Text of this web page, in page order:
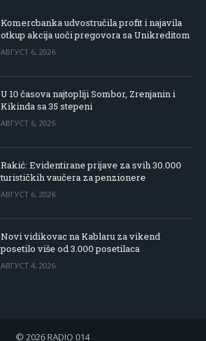
Komercbanka udvostručila profit i najavila
otkup akcija uoči pregovora sa Unikreditom
АВГУСТ 6, 2026
U 10 časova najtopliji Sombor, Zrenjanin i
Kikinda sa 35 stepeni
АВГУСТ 6, 2026
Rakić: Evidentirane prijave za svih 30.000
turističkih vaučera za penzionere
АВГУСТ 6, 2026
Novi vidikovac na Kablaru za vikend
posetilo više od 3.000 posetilaca
АВГУСТ 4, 2026
© 2026 RADIO 014